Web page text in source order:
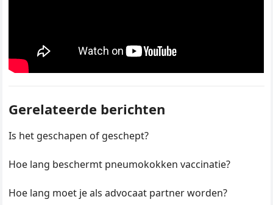
Gerelateerde berichten
Is het geschapen of geschept?
Hoe lang beschermt pneumokokken vaccinatie?
Hoe lang moet je als advocaat partner worden?